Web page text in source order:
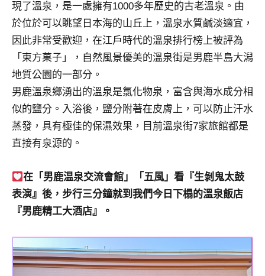
各
發
表
會
及
動
主
持、
學
業
講
座、
落
客
及
現了溫泉，是一處擁有1000多年歷史的古老溫泉。由
於位於可以眺望日本海的山丘上，溫泉水質鹹淡適宜，
因此非常受歡迎，在江戶時代的溫泉排行榜上被評為
「東方菓子」，自然風景優美的溫泉街是男鹿半島大潟
地質公園的一部分。
男鹿溫泉鄉湧出的溫泉是氯化物泉，富含與海水成分相
似的鹽分。入浴後，鹽分附著在皮膚上，可以防止汗水
蒸發，具有極佳的保濕效果，目前溫泉街7家旅館都是
直接有泉源的。
在「男鹿温泉交流會館」「五風」看『生剝鬼太鼓
表演』後，步行三分鐘就到我們今日下榻的溫泉飯店
『男鹿精工大酒店』。